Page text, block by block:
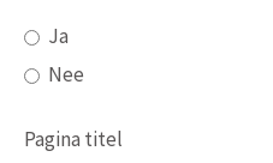
Ja
Nee
Pagina titel